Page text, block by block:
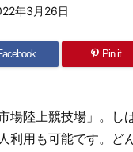
年3月26日
Pin it
場陸上競技場」。
利用も可能です。ど